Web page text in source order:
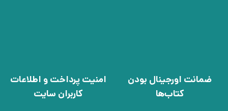
ضمانت اورجینال بودن
کتاب‌ها
امنیت پرداخت و اطلاعات
کاربران سایت